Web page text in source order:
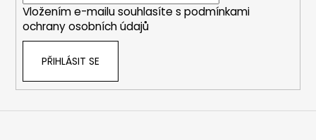
Vložením e-mailu souhlasíte s podmínkami
ochrany osobních údajů
PŘIHLÁSIT SE